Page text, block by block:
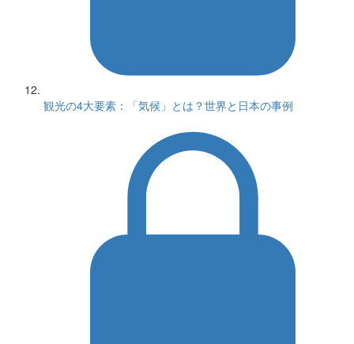
観光の4大要素：「気候」とは？世界と日本の事例